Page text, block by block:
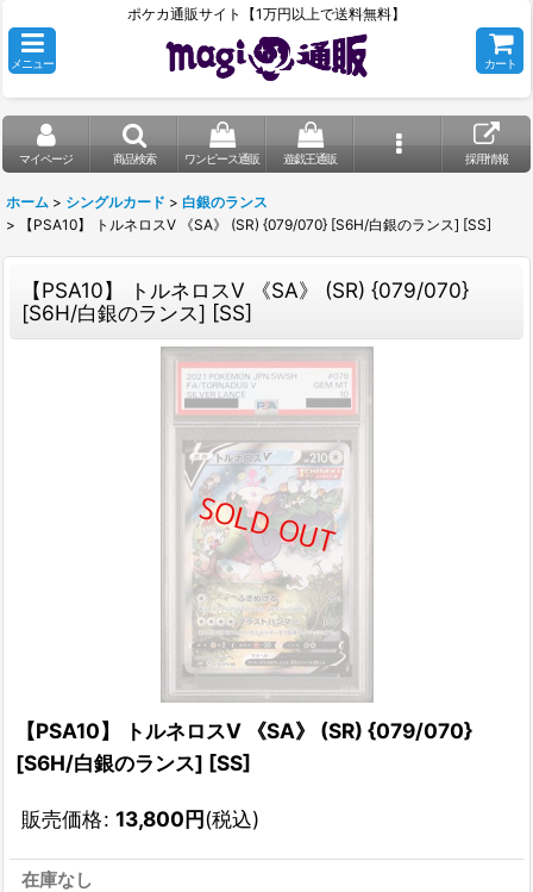
ポケカ通販サイト【1万円以上で送料無料】
メニュー カート
マイページ 商品検索 ワンピース通販 遊戯王通販 採用情報
ホーム > シングルカード > 白銀のランス
>
【PSA10】 トルネロスV 《SA》 (SR) {079/070} [S6H/白銀のランス] [SS]
【PSA10】 トルネロスV 《SA》 (SR) {079/070}
[S6H/白銀のランス] [SS]
【PSA10】 トルネロスV 《SA》 (SR) {079/070}
[S6H/白銀のランス] [SS]
販売価格: 13,800円(税込)
在庫なし